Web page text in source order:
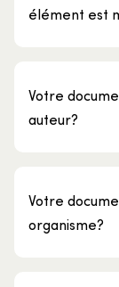
élément est
Votre
auteur?
Votre
organisme?